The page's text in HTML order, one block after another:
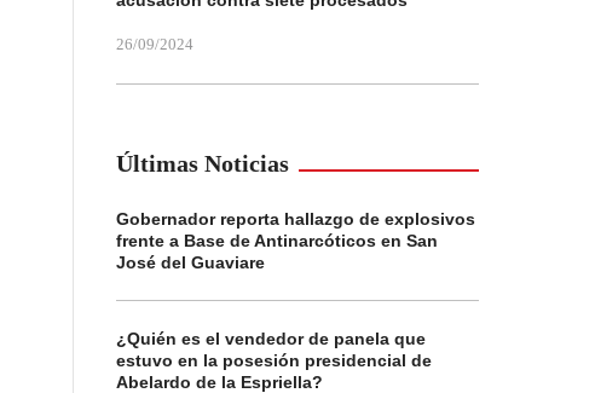
26/09/2024
Últimas Noticias
Gobernador reporta hallazgo de explosivos
frente a Base de Antinarcóticos en San
José del Guaviare
¿Quién es el vendedor de panela que
estuvo en la posesión presidencial de
Abelardo de la Espriella?